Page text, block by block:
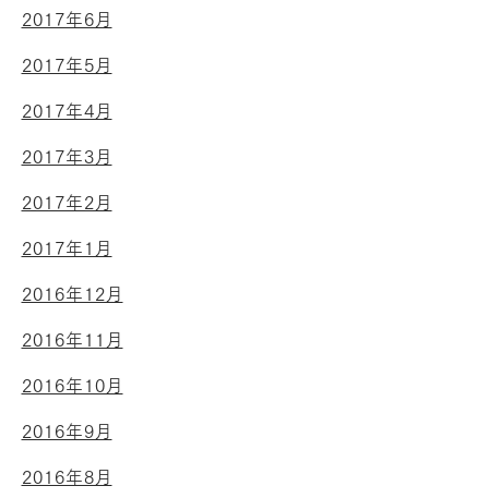
2017年6月
2017年5月
2017年4月
2017年3月
2017年2月
2017年1月
2016年12月
2016年11月
2016年10月
2016年9月
2016年8月